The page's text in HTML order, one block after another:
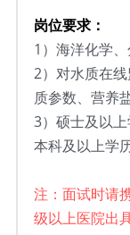
岗位要求：
1） 海洋化学
2） 对水质在
质参数、营养
3） 硕士及以
本科及以上学
注：面试时请
级以上医院出